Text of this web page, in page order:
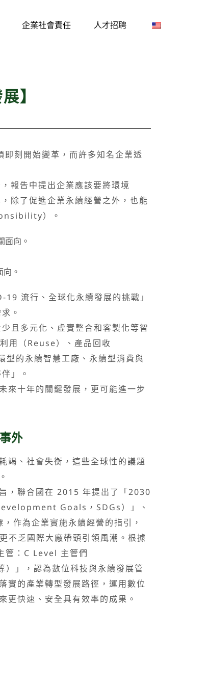
企業社會責任 人才招聘
】
刻開始變革，而許多知名企業透
告中提出企業應該要將環境
除了促進企業永續經營之外，也能
）。
面向。
。
流行、全球化永續發展的挑戰」
。
且多元化、虛實整合和客製化等智
用（Reuse）、產品回收
型的永續智慧工廠、永續型消費與
」。
十年的關鍵發展，更可能進一步
外
、社會失衡，這些全球性的議題
聯合國在 2015 年提出了「2030
Goals，SDGs）」、
作為企業實施永續經營的指引，
不乏國際大廠帶頭引領風潮。根據
管：C Level 主管們
」，認為數位科技與永續發展管
實的產業轉型發展路徑，運用數位
更快速、安全具有效率的成果。